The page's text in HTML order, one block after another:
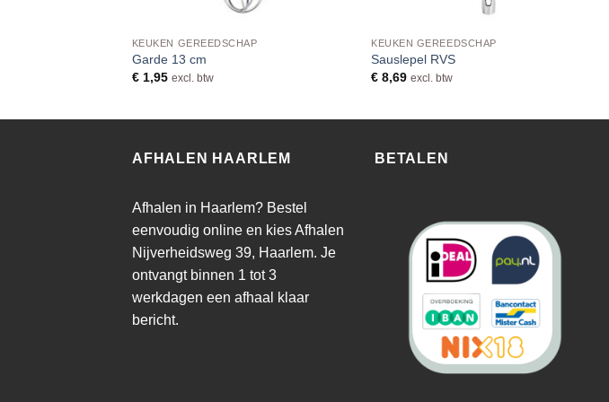
KEUKEN GEREEDSCHAP
Garde 13 cm
€1,95 excl. btw
KEUKEN GEREEDSCHAP
Sauslepel RVS
€ 8,69 excl. btw
AFHALEN HAARLEM
Afhalen in Haarlem? Bestel
eenvoudig online en kies Afhalen
Nijverheidsweg 39, Haarlem. Je
ontvangt binnen 1 tot 3
werkdagen een afhaal klaar
bericht.
BETALEN